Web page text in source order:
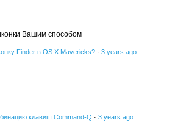
Вашим способом
Finder в OS X Mavericks? · 3 years ago
клавиш Command-Q · 3 years ago